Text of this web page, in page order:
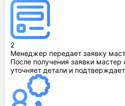
2
Менеджер передает заявку
После получения заявки мастер
уточняет детали и